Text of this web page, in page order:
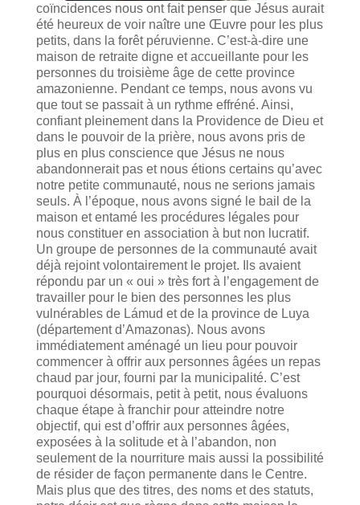
coïncidences nous ont fait penser que Jésus aurait
été heureux de voir naître une Œuvre pour les plus
petits, dans la forêt péruvienne. C’est-à-dire une
maison de retraite digne et accueillante pour les
personnes du troisième âge de cette province
amazonienne. Pendant ce temps, nous avons vu
que tout se passait à un rythme effréné. Ainsi,
confiant pleinement dans la Providence de Dieu et
dans le pouvoir de la prière, nous avons pris de
plus en plus conscience que Jésus ne nous
abandonnerait pas et nous étions certains qu’avec
notre petite communauté, nous ne serions jamais
seuls. À l’époque, nous avons signé le bail de la
maison et entamé les procédures légales pour
nous constituer en association à but non lucratif.
Un groupe de personnes de la communauté avait
déjà rejoint volontairement le projet. Ils avaient
répondu par un « oui » très fort à l’engagement de
travailler pour le bien des personnes les plus
vulnérables de Lámud et de la province de Luya
(département d’Amazonas). Nous avons
immédiatement aménagé un lieu pour pouvoir
commencer à offrir aux personnes âgées un repas
chaud par jour, fourni par la municipalité. C’est
pourquoi désormais, petit à petit, nous évaluons
chaque étape à franchir pour atteindre notre
objectif, qui est d’offrir aux personnes âgées,
exposées à la solitude et à l’abandon, non
seulement de la nourriture mais aussi la possibilité
de résider de façon permanente dans le Centre.
Mais plus que des titres, des noms et des statuts,